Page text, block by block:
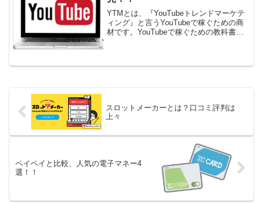
YTMとは、『YouTubeトレンドマーケテ
ィング』と言うYouTubeで稼ぐための商
材です。YouTubeで稼ぐための教科書の
味がある方は一度は聞いたことがあるか
スロットメーカーとは？口コミ評判は
上々
ペイペイと比較、人気の電子マネー4
選！！